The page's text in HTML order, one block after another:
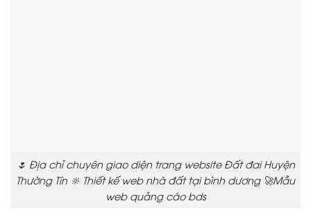
🌷 Địa chỉ chuyên giao diện trang website Đất đai Huyện
Thường Tín 🔆 Thiết kế web nhà đất tại bình dương 🚀Mẫu
web quảng cáo bds